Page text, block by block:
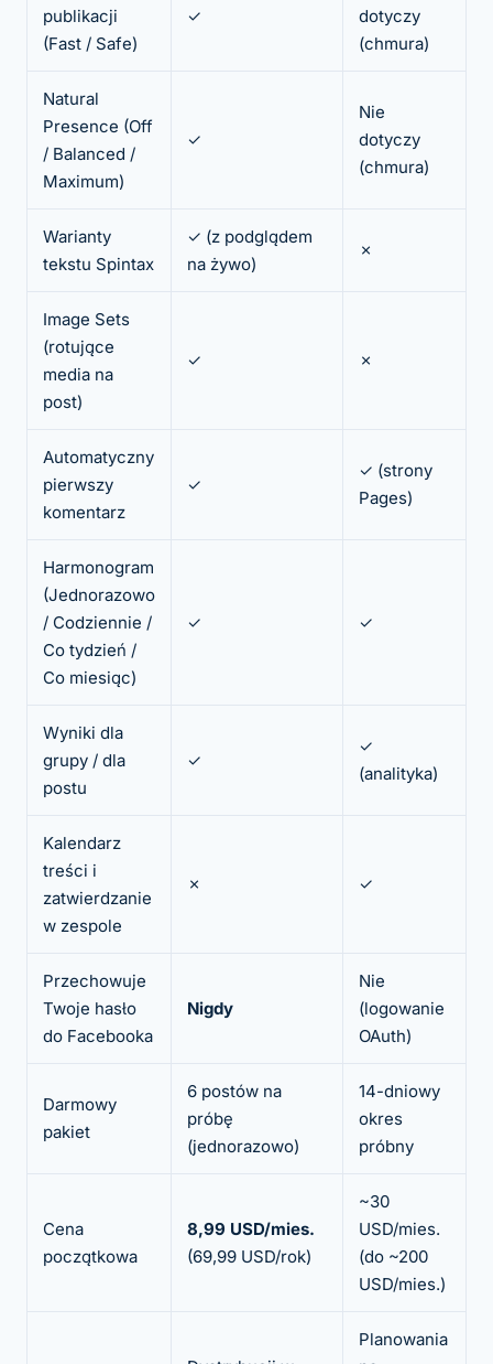
publikacji
(Fast / Safe)
✓
dotyczy
(chmura)
Natural
Presence (Off
/ Balanced /
Maximum)
✓
Nie
dotyczy
(chmura)
Warianty
tekstu Spintax
✓ (z podglądem
na żywo)
✗
Image Sets
(rotujące
media na
post)
✓ ✗
Automatyczny
pierwszy
komentarz
✓
✓ (strony
Pages)
Harmonogram
(Jednorazowo
/ Codziennie /
Co tydzień /
Co miesiąc)
✓ ✓
Wyniki dla
grupy / dla
postu
✓
✓
(analityka)
Kalendarz
treści i
zatwierdzanie
w zespole
✗ ✓
Przechowuje
Twoje hasło
do Facebooka
Nigdy
Nie
(logowanie
OAuth)
Darmowy
pakiet
6 postów na
próbę
(jednorazowo)
14-dniowy
okres
próbny
Cena
początkowa
8,99 USD/mies.
(69,99 USD/rok)
~30
USD/mies.
(do ~200
USD/mies.)
Planowania